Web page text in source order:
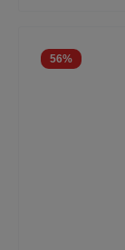
56%